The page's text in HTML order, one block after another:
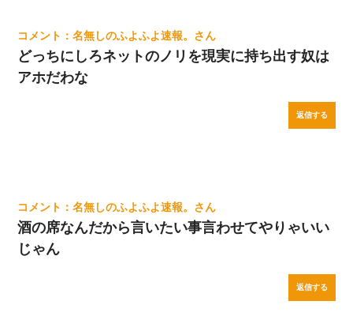
名無しのふよふよ速報。
どっちにしろネットのノリを現実に持ち出す奴は
アホだわな
返信する
名無しのふよふよ速報。
酒の席なんだから言いたい事言わせてやりゃいい
じゃん
返信する